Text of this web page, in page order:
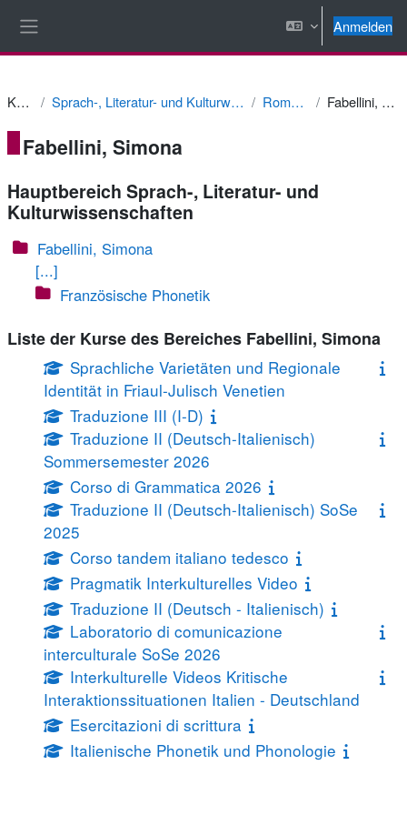
Anmelden
Kurse Sprach-, Literatur- und Kulturwissenschaften Romanistik Fabellini, Simona
Fabellini, Simona
Hauptbereich Sprach-, Literatur- und
Kulturwissenschaften
Fabellini, Simona
[...]
Französische Phonetik
Liste der Kurse des Bereiches Fabellini, Simona
Sprachliche Varietäten und Regionale
Identität in Friaul-Julisch Venetien
Traduzione III (I-D)
Traduzione II (Deutsch-Italienisch)
Sommersemester 2026
Corso di Grammatica 2026
Traduzione II (Deutsch-Italienisch) SoSe
2025
Corso tandem italiano tedesco
Pragmatik Interkulturelles Video
Traduzione II (Deutsch - Italienisch)
Laboratorio di comunicazione
interculturale SoSe 2026
Interkulturelle Videos Kritische
Interaktionssituationen Italien - Deutschland
Esercitazioni di scrittura
Italienische Phonetik und Phonologie